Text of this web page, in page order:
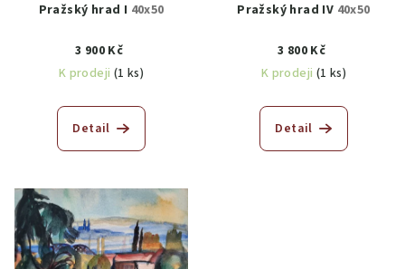
Pražský hrad I 40x50
3 900 Kč
K prodeji (1 ks)
Detail
Pražský hrad IV 40x50
3 800 Kč
K prodeji (1 ks)
Detail